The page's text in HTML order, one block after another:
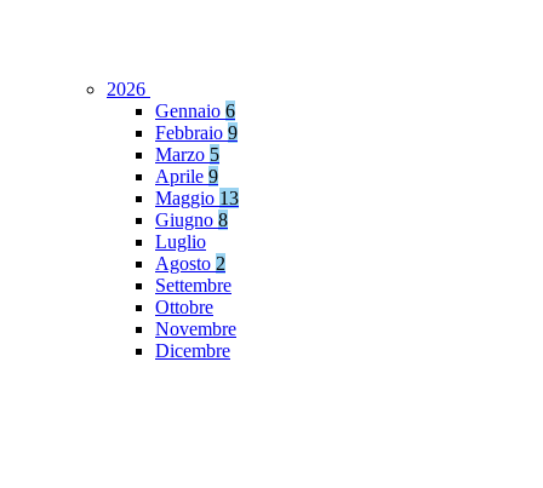
2026
Gennaio 6
Febbraio 9
Marzo 5
Aprile 9
Maggio 13
Giugno 8
Luglio
Agosto 2
Settembre
Ottobre
Novembre
Dicembre